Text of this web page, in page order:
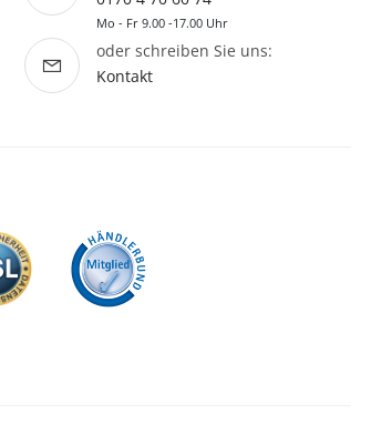
Mo - Fr 9.00 -17.00 Uhr
oder schreiben Sie uns:
Kontakt